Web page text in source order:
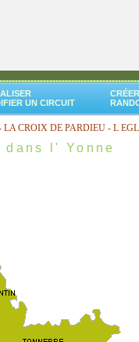
UN CIRCUIT
CROIX DE PARDIEU - L
dans l' Yonne